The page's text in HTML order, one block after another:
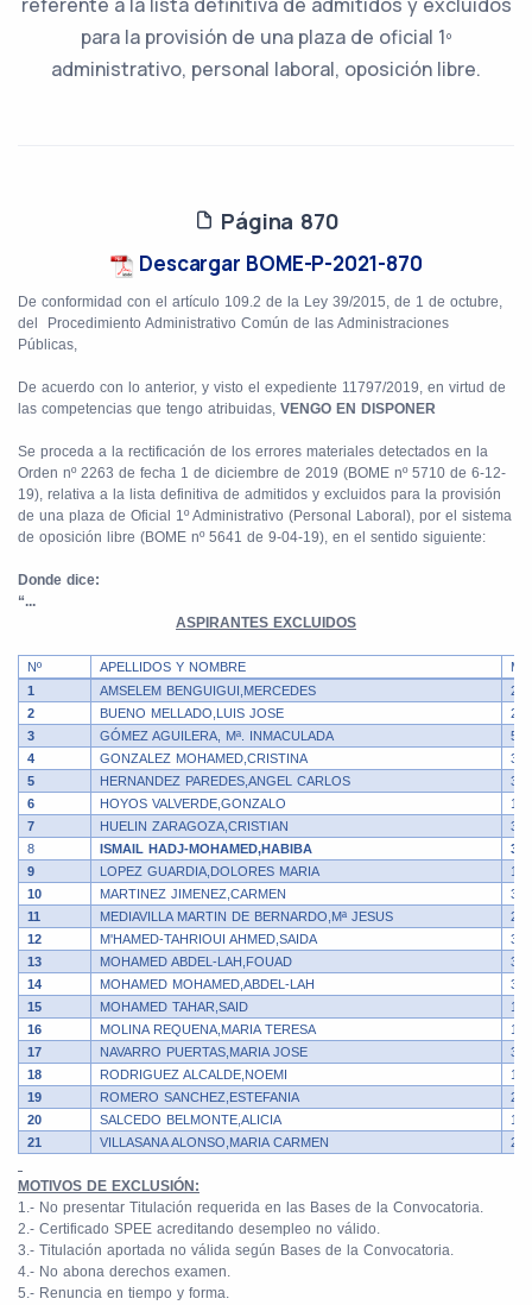
para la provisión de una plaza de oficial 1º
administrativo, personal laboral, oposición libre.
Página 870
Descargar BOME-P-2021-870
De conformidad con el artículo 109.2 de la Ley 39/2015, de 1 de octubre,
del
Procedimiento Administrativo Común de las Administraciones
Públicas,
De acuerdo con lo anterior, y visto el expediente 11797/2019, en virtud de
las competencias que tengo atribuidas, VENGO EN DISPONER
Se proceda a la rectificación de los errores materiales detectados en la
Orden nº 2263 de fecha 1 de diciembre de 2019 (BOME nº 5710 de 6-12-
19), relativa a la lista definitiva de admitidos y excluidos para la provisión
de una plaza de Oficial 1º Administrativo (Personal Laboral), por el sistema
de oposición libre (BOME nº 5641 de 9-04-19), en el sentido siguiente:
Donde dice:
“...
ASPIRANTES EXCLUIDOS
Nº APELLIDOS Y NOMBRE
1
AMSELEM BENGUIGUI,MERCEDES
2
2
BUENO MELLADO,LUIS JOSE
2
3
GÓMEZ AGUILERA, Mª. INMACULADA
5
4
GONZALEZ MOHAMED,CRISTINA
3
5
HERNANDEZ PAREDES,ANGEL CARLOS
3
6
HOYOS VALVERDE,GONZALO
1
7
HUELIN ZARAGOZA,CRISTIAN
3
8
ISMAIL HADJ-MOHAMED,HABIBA
3
9
LOPEZ GUARDIA,DOLORES MARIA
1
10
MARTINEZ JIMENEZ,CARMEN
3 y
11
MEDIAVILLA MARTIN DE BERNARDO,Mª JESUS
2
12
M'HAMED-TAHRIOUI AHMED,SAIDA
3
13
MOHAMED ABDEL-LAH,FOUAD
3
14
MOHAMED MOHAMED,ABDEL-LAH
3
15
MOHAMED TAHAR,SAID
1
16
MOLINA REQUENA,MARIA TERESA
1
17
NAVARRO PUERTAS,MARIA JOSE
3
18
RODRIGUEZ ALCALDE,NOEMI
1
19
ROMERO SANCHEZ,ESTEFANIA
2
20
SALCEDO BELMONTE,ALICIA
1
21
VILLASANA ALONSO,MARIA CARMEN 2
MOTIVOS DE EXCLUSIÓN:
1.- No presentar Titulación requerida en las Bases de la Convocatoria.
2.- Certificado SPEE acreditando desempleo no válido.
3.- Titulación aportada no válida según Bases de la Convocatoria.
4.- No abona derechos examen.
5.- Renuncia en tiempo y forma.